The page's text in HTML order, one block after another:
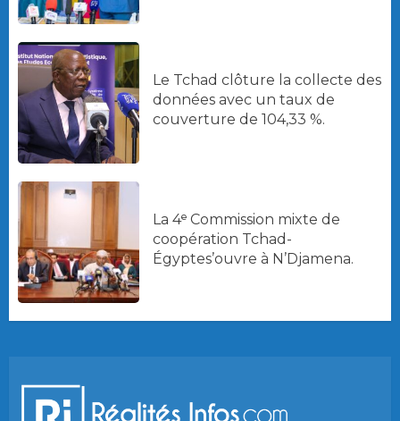
Le Tchad clôture la collecte des
données avec un taux de
couverture de 104,33 %.
La 4ᵉ Commission mixte de
coopération Tchad-
Égyptes’ouvre à N’Djamena.